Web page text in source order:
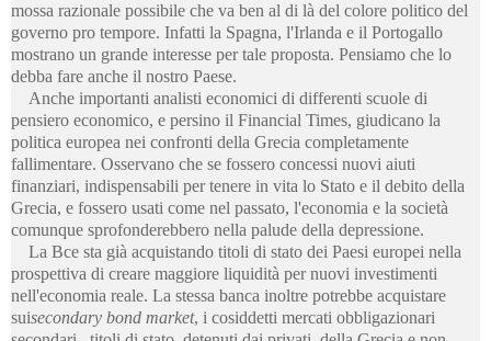
mossa razionale possibile che va ben al di là del colore politico del
governo pro tempore. Infatti la Spagna, l'Irlanda e il Portogallo
mostrano un grande interesse per tale proposta. Pensiamo che lo
debba fare anche il nostro Paese.
Anche importanti analisti economici di differenti scuole di
pensiero economico, e persino il Financial Times, giudicano la
politica europea nei confronti della Grecia completamente
fallimentare. Osservano che se fossero concessi nuovi aiuti
finanziari, indispensabili per tenere in vita lo Stato e il debito della
Grecia, e fossero usati come nel passato, l'economia e la società
comunque sprofonderebbero nella palude della depressione.
La Bce sta già acquistando titoli di stato dei Paesi europei nella
prospettiva di creare maggiore liquidità per nuovi investimenti
nell'economia reale. La stessa banca inoltre potrebbe acquistare
suisecondary bond market, i cosiddetti mercati obbligazionari